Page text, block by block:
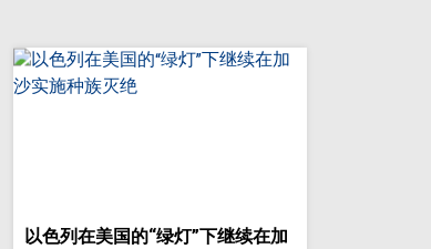
以色列在美国的“绿灯”下继续在加